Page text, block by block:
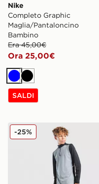
Nike
Completo Graphic
Maglia/Pantaloncino
Bambino
Era 45,00€
Ora 25,00€
BluNero
SALDI
Nike Pantaloncini
-25%